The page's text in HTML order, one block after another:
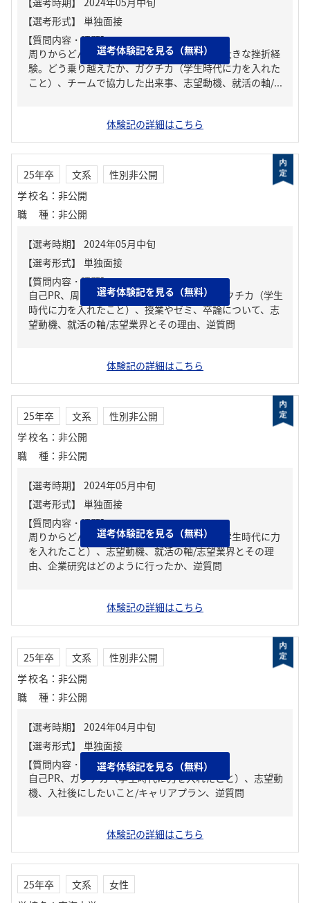
【質問内容・課題】
周りからどんな人といわれる？、人生の中で大きな挫折経
験。どう乗り越えたか、ガクチカ（学生時代に力を入れた
こと）、チームで協力した出来事、志望動機、就活の軸/...
選考体験記を見る（無料）
体験記の詳細はこちら
25年卒 文系
性別非公開
学校名 ： 非公開
職種 ： 非公開
【質問内容・課題】
自己PR、周りからどんな人といわれる？、ガクチカ（学生
時代に力を入れたこと）、授業やゼミ、卒論について、志
望動機、就活の軸/志望業界とその理由、逆質問
選考体験記を見る（無料）
体験記の詳細はこちら
25年卒 文系
性別非公開
学校名 ： 非公開
職種 ： 非公開
【質問内容・課題】
周りからどんな人といわれる？、ガクチカ（学生時代に力
を入れたこと）、志望動機、就活の軸/志望業界とその理
由、企業研究はどのように行ったか、逆質問
選考体験記を見る（無料）
体験記の詳細はこちら
25年卒 文系
性別非公開
学校名 ： 非公開
職種 ： 非公開
【質問内容・課題】
自己PR、ガクチカ（学生時代に力を入れたこと）、志望動
機、入社後にしたいこと/キャリアプラン、逆質問
選考体験記を見る（無料）
体験記の詳細はこちら
25年卒 文系
女性